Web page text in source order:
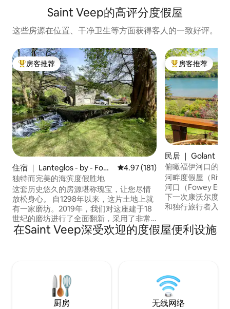
Saint Veep的高评分度假屋
这些房源在位置、干净卫生等方面获得客人的一致好评。
热门「房客推荐」
房客推荐
住宿 ｜ Lanteglos - by - Fow
ey
平均评分 4.97 分（满分 5 分），
4.97 (181)
独特而完美的海滨度假胜地
这套历史悠久的房源堪称瑰宝，让您尽情
放松身心。 自1298年以来，这片土地上就
有一家磨坊。2019年，我们对这座建于18
世纪的磨坊进行了全面翻新，采用了非常
高的标准，以确保为房客提供真正舒适、
美妙的度假体验。 您将被树木、鸟鸣和持
Maurier）乡村（Daphne du Maurier
Country）内的一个指定优美自然景观区
热门「房客推荐」
房客推荐
民居 ｜ Golant
俯瞰福伊河口的河
河畔度假屋（
河口（Fowey
下一次康沃尔度假
和独行旅行者入住的
秀的自然美景区，
Fowey仅2英里。 在康沃尔海岸度过一天
在Saint Veep深受欢迎的度假屋便利设施
厨房 无线网络